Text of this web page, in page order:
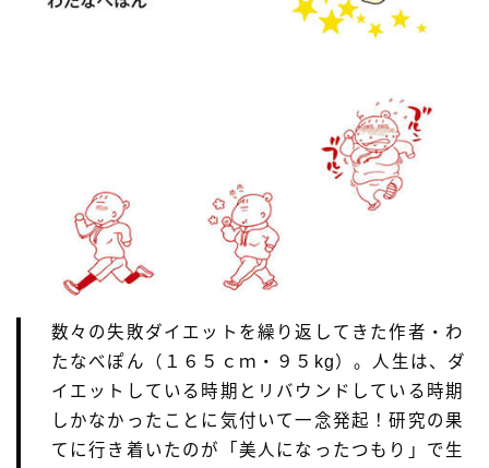
数々の失敗ダイエットを繰り返してきた作者・わ
たなべぽん（１６５ｃｍ・９５kg）。人生は、ダ
イエットしている時期とリバウンドしている時期
しかなかったことに気付いて一念発起！研究の果
てに行き着いたのが「美人になったつもり」で生